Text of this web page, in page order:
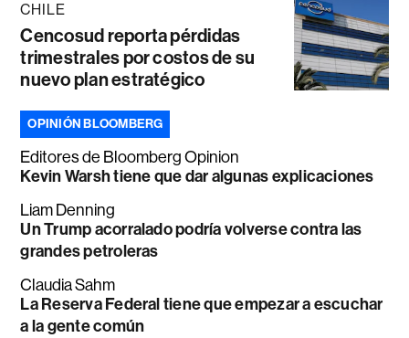
CHILE
Cencosud reporta pérdidas
trimestrales por costos de su
nuevo plan estratégico
OPINIÓN BLOOMBERG
Editores de Bloomberg Opinion
Kevin Warsh tiene que dar algunas explicaciones
Liam Denning
Un Trump acorralado podría volverse contra las
grandes petroleras
Claudia Sahm
La Reserva Federal tiene que empezar a escuchar
a la gente común